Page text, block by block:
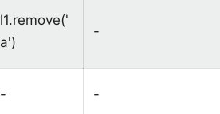
l1.remove('
a')
-
- -